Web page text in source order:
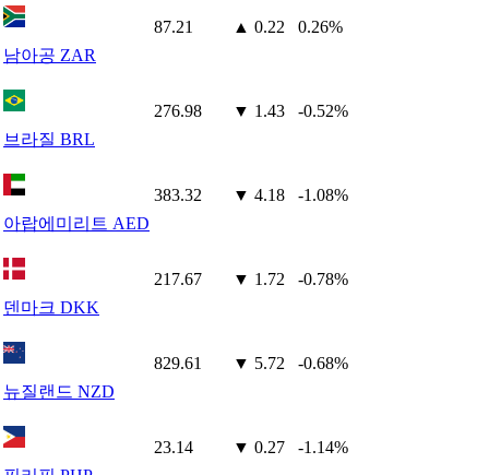
남아공 ZAR
87.21 ▲ 0.22 0.26%
브라질 BRL
276.98 ▼ 1.43 -0.52%
아랍에미리트 AED
383.32 ▼ 4.18 -1.08%
덴마크 DKK
217.67 ▼ 1.72 -0.78%
뉴질랜드 NZD
829.61 ▼ 5.72 -0.68%
23.14 ▼ 0.27 -1.14%